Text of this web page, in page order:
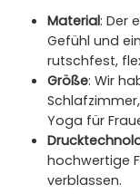
Material: Der
Gefühl und
rutschfest,
Größe: Wir
Yoga für
hochwertige
verblassen.